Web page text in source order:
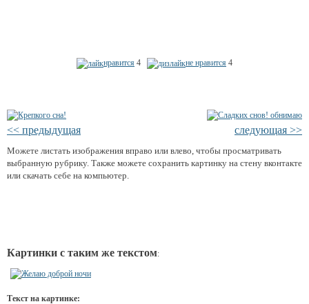
нравится 4 не нравится 4
<< предыдущая следующая >>
Можете листать изображения вправо или влево, чтобы просматривать
выбранную рубрику. Также можете сохранить картинку на стену вконтакте
или скачать себе на компьютер.
Картинки с таким же текстом:
Текст на картинке: